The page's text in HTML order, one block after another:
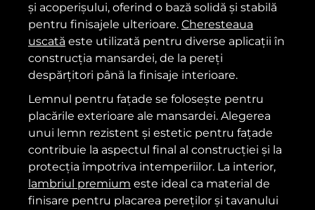
și acoperișului, oferind o bază solidă și stabilă
pentru finisajele ulterioare. Cheresteaua
uscată este utilizată pentru diverse aplicații în
construcția mansardei, de la pereți
despărțitori până la finisaje interioare.
Lemnul pentru fațade se folosește pentru
placările exterioare ale mansardei. Alegerea
unui lemn rezistent și estetic pentru fațade
contribuie la aspectul final al construcției și la
protecția împotriva intemperiilor. La interior,
lambriul premium este ideal ca material de
finisare pentru placarea pereților și tavanului